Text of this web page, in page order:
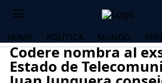
HOME POLÍTICA MUNDO
Codere nombra al
Estado de